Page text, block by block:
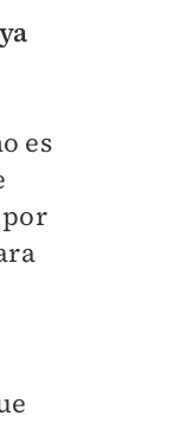
ya
es